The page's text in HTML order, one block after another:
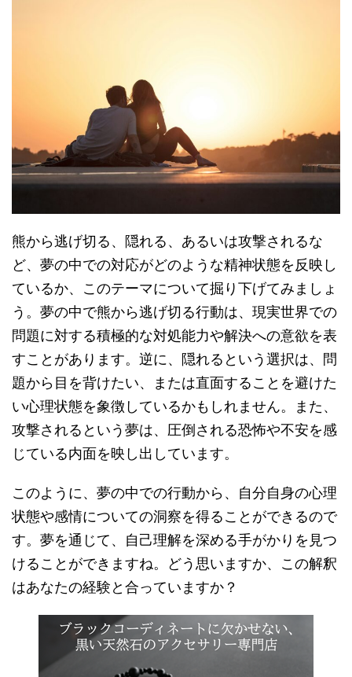
熊から逃げ切る、隠れる、あるいは攻撃されるな
ど、夢の中での対応がどのような精神状態を反映し
ているか、このテーマについて掘り下げてみましょ
う。夢の中で熊から逃げ切る行動は、現実世界での
問題に対する積極的な対処能力や解決への意欲を表
すことがあります。逆に、隠れるという選択は、問
題から目を背けたい、または直面することを避けた
い心理状態を象徴しているかもしれません。また、
攻撃されるという夢は、圧倒される恐怖や不安を感
じている内面を映し出しています。
このように、夢の中での行動から、自分自身の心理
状態や感情についての洞察を得ることができるので
す。夢を通じて、自己理解を深める手がかりを見つ
けることができますね。どう思いますか、この解釈
はあなたの経験と合っていますか？